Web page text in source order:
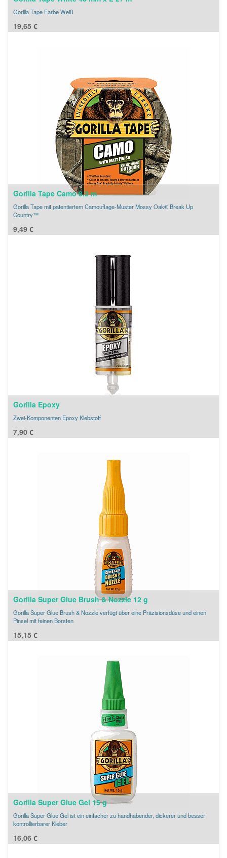
Gorilla Tape Farbe Weiß
19,65 €
Gorilla Tape Camo 8.2 m
Gorilla Tape mit patentiertem Camouflage-Muster Mossy Oak® Break Up
Country™
9,49 €
Gorilla Epoxy
Zwei-Komponenten Epoxy Klebstoff
7,90 €
Gorilla Super Glue Brush & Nozzle 12 g
Gorilla Super Glue Brush & Nozzle verfügt über eine Präzisionsdüse und einen
Pinsel mit feinen Borsten
15,15 €
Gorilla Super Glue Gel 15 g
Gorilla Super Glue Gel ist ein einfacher zu handhabender, dickerer und besser
kontrollierbarer Kleber
16,06 €